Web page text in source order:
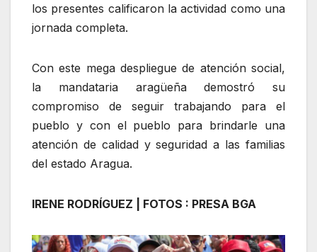
los presentes calificaron la actividad como una
jornada completa.
Con este mega despliegue de atención social,
la mandataria aragüeña demostró su
compromiso de seguir trabajando para el
pueblo y con el pueblo para brindarle una
atención de calidad y seguridad a las familias
del estado Aragua.
IRENE RODRÍGUEZ | FOTOS : PRESA BGA